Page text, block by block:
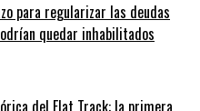
para regularizar las deudas
quedar inhabilitados